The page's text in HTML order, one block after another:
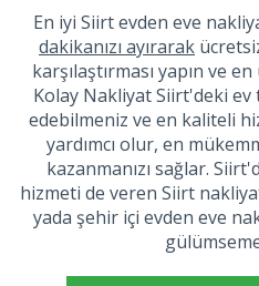
En iyi Siirt evden eve
dakikanızı ayırarak
karşılaştırması yapın ve
Kolay Nakliyat Siirt'deki ev
edebilmeniz ve en kaliteli
yardımcı olur, en
kazanmanızı sağlar.
hizmeti de veren Siirt
yada şehir içi evden eve